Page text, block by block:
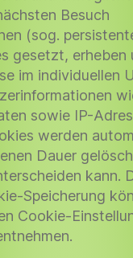
Besuch
(sog.
gesetzt, erheben
im individuellen
sowie IP-
werden
Dauer
kann.
Speicherung
Cookie-